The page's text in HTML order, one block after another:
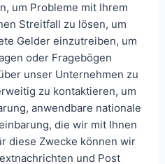
um Probleme mit Ihrem
Streitfall zu lösen, um
Gelder einzutreiben, um
oder Fragebögen
unser Unternehmen zu
zu kontaktieren, um
anwendbare nationale
die wir mit Ihnen
diese Zwecke können wir
und Post